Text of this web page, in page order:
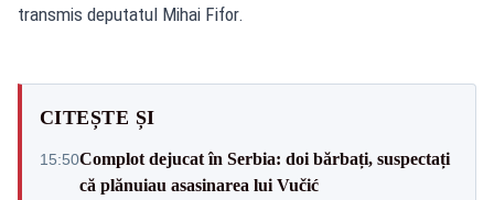
transmis deputatul Mihai Fifor.
CITEȘTE ȘI
15:50Complot dejucat în Serbia: doi bărbați, suspectați
că plănuiau asasinarea lui Vučić